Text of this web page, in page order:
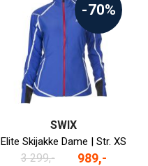
-70%
SWIX
Elite Skijakke Dame | Str. XS
3 299,- 989,-